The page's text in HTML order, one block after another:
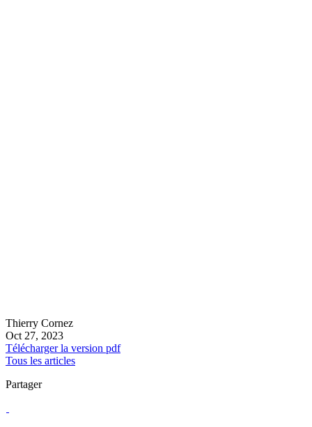
Thierry Cornez
Oct 27, 2023
Télécharger la version pdf
Tous les articles
Partager